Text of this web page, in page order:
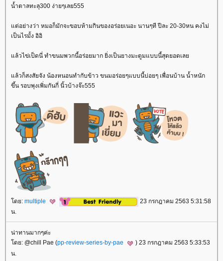
น้ำตาลทะลุ300 ง่ายๆเลย555
ต่อย่างว่า หมอก็มักจะขอบห้ามกินของอร่อยเนอะ นานๆที ปีละ 20-30หน คงไม่
เป็นไรมั้ง อิอิ
ล้วไข่เป็ดนี่ ทำขนมพวกนี้อร่อยมาก ยิ่งเป็นยางมะตูมแบบนี้สุดยอดเล
ล้วก็สงสัยจัง น้องหนอนทำกับข้าว ขนมอร่อยๆแบบนี้บ่อยๆ เพื่อนบ้าน น้ำหนัก
ขึ้น รอบพุงเพิ่มกันกี่ นิ้วบ้างจ๊ะ555
ดย: multiple
23 กรกฎาคม 2563 5:31:58
น.
น่าทานมากๆค่ะ
ดย: @chill Pae (pp-review-series-by-pae
) 23 กรกฎาคม 2563 5:33:53
น.